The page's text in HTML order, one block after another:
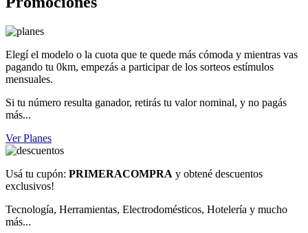
Elegí el modelo o la cuota que te quede más cómoda y mientras vas
pagando tu 0km, empezás a participar de los sorteos estímulos
mensuales.
Si tu número resulta ganador, retirás tu valor nominal, y no pagás
más...
Ver Planes
Usá tu cupón: PRIMERACOMPRA y obtené descuentos
exclusivos!
Tecnología, Herramientas, Electrodomésticos, Hotelería y mucho
más...